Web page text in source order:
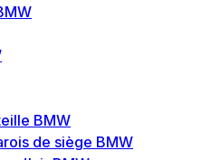
BMW
de siège BMW